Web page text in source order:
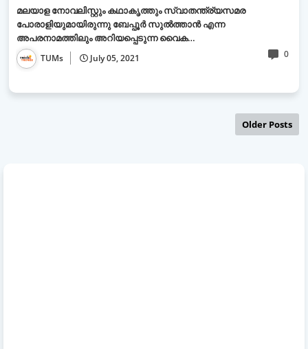
മലയാള നോവലിസ്റ്റും കഥാകൃത്തും സ്വാതന്ത്ര്യസമര
പോരാളിയുമായിരുന്നു ബേപ്പൂർ സുൽത്താൻ എന്ന
അപരനാമത്തിലും അറിയപ്പെടുന്ന വൈക…
TUMs July 05, 2021 0
Older Posts